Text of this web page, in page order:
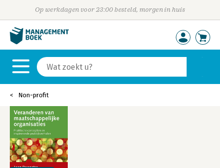
Op werkdagen voor 23:00 besteld, morgen in huis
Non-profit